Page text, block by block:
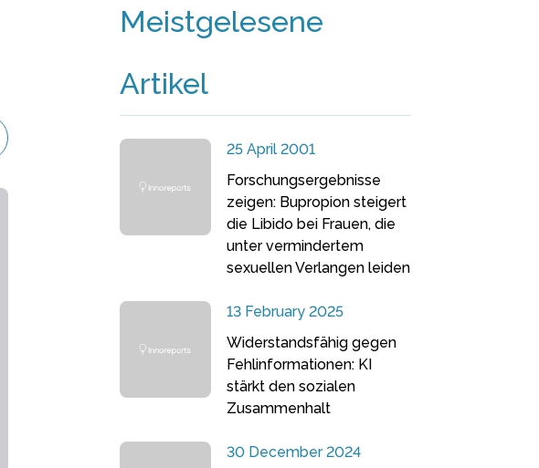
Meistgelesene
Artikel
25 April 2001
Forschungsergebnisse
zeigen: Bupropion steigert
die Libido bei Frauen, die
unter vermindertem
sexuellen Verlangen leiden
13 February 2025
Widerstandsfähig gegen
Fehlinformationen: KI
stärkt den sozialen
Zusammenhalt
30 December 2024